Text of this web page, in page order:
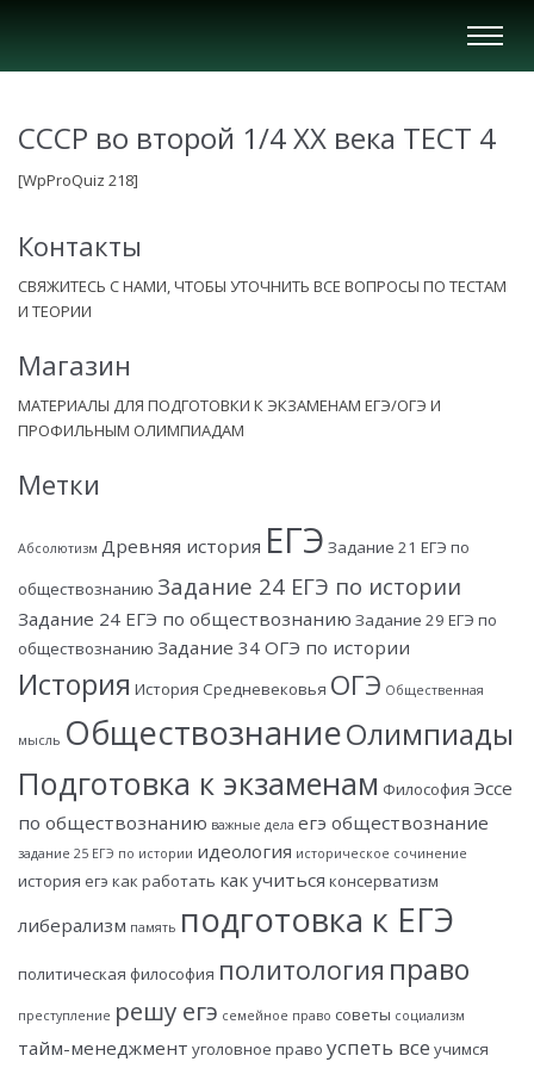
Вкл/
Выкл
СССР во второй 1/4 XX века ТЕСТ 4
[WpProQuiz 218]
Контакты
СВЯЖИТЕСЬ С НАМИ, ЧТОБЫ УТОЧНИТЬ ВСЕ ВОПРОСЫ ПО ТЕСТАМ
И ТЕОРИИ
Магазин
МАТЕРИАЛЫ ДЛЯ ПОДГОТОВКИ К ЭКЗАМЕНАМ ЕГЭ/ОГЭ И
ПРОФИЛЬНЫМ ОЛИМПИАДАМ
Метки
Абсолютизм Древняя история ЕГЭ Задание 21 ЕГЭ по
обществознанию Задание 24 ЕГЭ по истории
Задание 24 ЕГЭ по обществознанию Задание 29 ЕГЭ по
обществознанию Задание 34 ОГЭ по истории
История История Средневековья ОГЭ Общественная
мысль ОбществознаниеОлимпиады
Подготовка к экзаменам Философия Эссе
по обществознанию важные дела егэ обществознание
задание 25 ЕГЭ по истории идеология историческое сочинение
история егэ как работать как учиться консерватизм
либерализм память подготовка к ЕГЭ
политическая философия политология право
преступление решу егэ семейное право советы социализм
тайм-менеджмент уголовное право успеть все учимся